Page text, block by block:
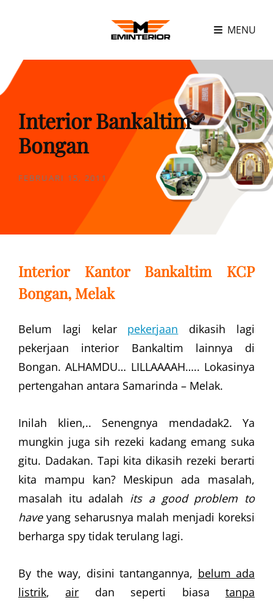
MENU
Interior Bankaltim
Bongan
POSTED
FEBRUARI 15, 2011
Interior Kantor Bankaltim KCP
Bongan, Melak
Belum lagi kelar pekerjaan dikasih lagi
pekerjaan interior Bankaltim lainnya di
Bongan. ALHAMDU… LILLAAAAH….. Lokasinya
pertengahan antara Samarinda – Melak.
Inilah klien,.. Senengnya mendadak2. Ya
mungkin juga sih rezeki kadang emang suka
gitu. Dadakan. Tapi kita dikasih rezeki berarti
kita mampu kan? Meskipun ada masalah,
masalah itu adalah its a good problem to
haveyang seharusnya malah menjadi koreksi
berharga spy tidak terulang lagi.
By the way, disini tantangannya, belum ada
listrik,air dan seperti biasatanpa